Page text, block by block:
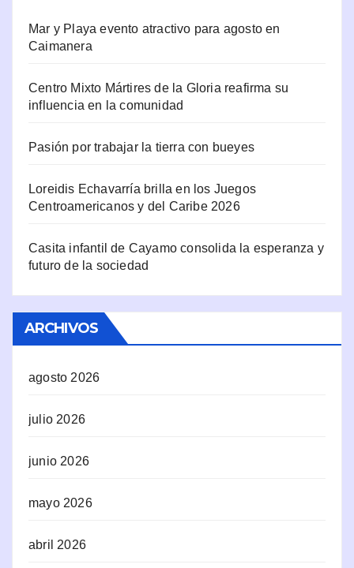
Mar y Playa evento atractivo para agosto en
Caimanera
Centro Mixto Mártires de la Gloria reafirma su
influencia en la comunidad
Pasión por trabajar la tierra con bueyes
Loreidis Echavarría brilla en los Juegos
Centroamericanos y del Caribe 2026
Casita infantil de Cayamo consolida la esperanza y
futuro de la sociedad
ARCHIVOS
agosto 2026
julio 2026
junio 2026
mayo 2026
abril 2026